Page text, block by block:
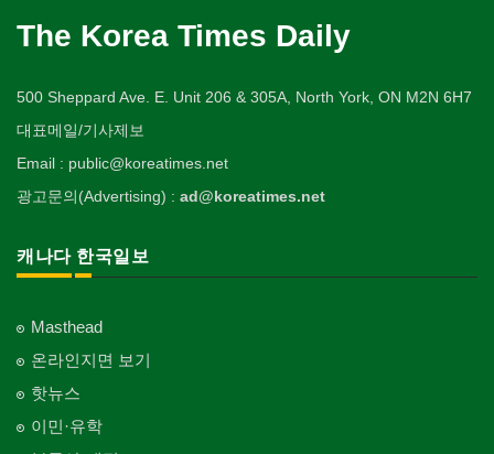
The Korea Times Daily
500 Sheppard Ave. E. Unit 206 & 305A, North York, ON M2N 6H7
대표메일/기사제보
Email : public@koreatimes.net
광고문의(Advertising) : ad@koreatimes.net
캐나다 한국일보
Masthead
온라인지면 보기
핫뉴스
이민·유학